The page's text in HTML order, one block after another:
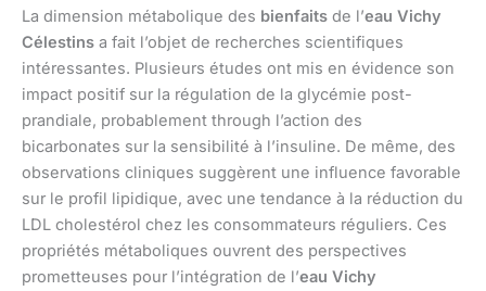
La dimension métabolique des bienfaits de l’eau Vichy
Célestins a fait l’objet de recherches scientifiques
intéressantes. Plusieurs études ont mis en évidence son
impact positif sur la régulation de la glycémie post-
prandiale, probablement through l’action des
bicarbonates sur la sensibilité à l’insuline. De même, des
observations cliniques suggèrent une influence favorable
sur le profil lipidique, avec une tendance à la réduction du
LDL cholestérol chez les consommateurs réguliers. Ces
propriétés métaboliques ouvrent des perspectives
prometteuses pour l’intégration de l’eau Vichy